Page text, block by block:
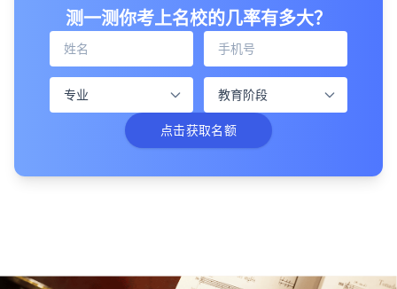
测一测你考上名校的几率有多大？
点击获取名额